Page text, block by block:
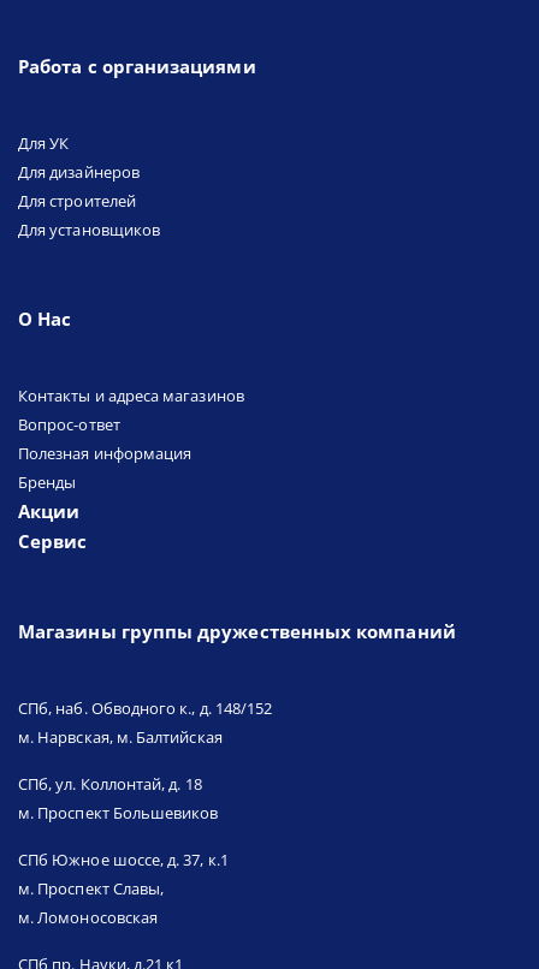
Работа с организациями
Для УК
Для дизайнеров
Для строителей
Для установщиков
О Нас
Контакты и адреса магазинов
Вопрос-ответ
Полезная информация
Бренды
Акции
Сервис
Магазины группы дружественных компаний
СПб, наб. Обводного к., д. 148/152
м. Нарвская, м. Балтийская
СПб, ул. Коллонтай, д. 18
м. Проспект Большевиков
СПб Южное шоссе, д. 37, к.1
м. Проспект Славы,
м. Ломоносовская
СПб пр. Науки, д.21 к1